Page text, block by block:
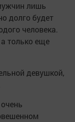
лишь
долго будет
человека.
только еще
девушкой,